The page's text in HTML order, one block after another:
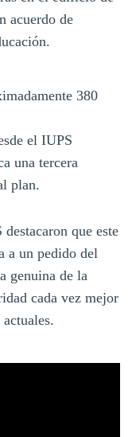
acuerdo de
380
el IUPS
una tercera
plan.
que este
a un pedido del
genuina de la
cada vez mejor